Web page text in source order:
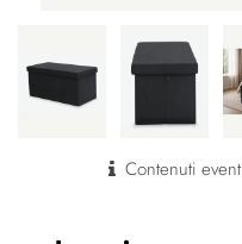
Contenuti